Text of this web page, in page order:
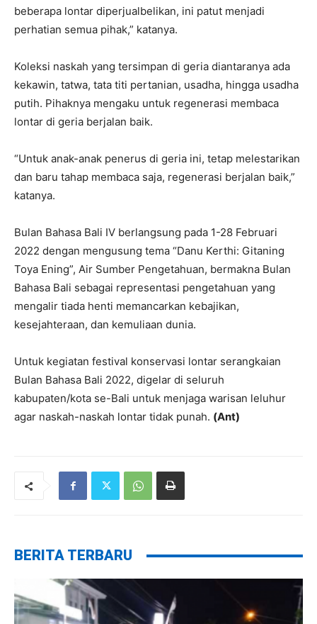
beberapa lontar diperjualbelikan, ini patut menjadi
perhatian semua pihak,” katanya.
Koleksi naskah yang tersimpan di geria diantaranya ada
kekawin, tatwa, tata titi pertanian, usadha, hingga usadha
putih. Pihaknya mengaku untuk regenerasi membaca
lontar di geria berjalan baik.
“Untuk anak-anak penerus di geria ini, tetap melestarikan
dan baru tahap membaca saja, regenerasi berjalan baik,”
katanya.
Bulan Bahasa Bali IV berlangsung pada 1-28 Februari
2022 dengan mengusung tema “Danu Kerthi: Gitaning
Toya Ening”, Air Sumber Pengetahuan, bermakna Bulan
Bahasa Bali sebagai representasi pengetahuan yang
mengalir tiada henti memancarkan kebajikan,
kesejahteraan, dan kemuliaan dunia.
Untuk kegiatan festival konservasi lontar serangkaian
Bulan Bahasa Bali 2022, digelar di seluruh
kabupaten/kota se-Bali untuk menjaga warisan leluhur
agar naskah-naskah lontar tidak punah. (Ant)
BERITA TERBARU